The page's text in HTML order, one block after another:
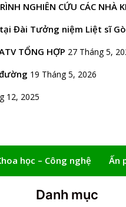
NGHIÊN CỨU CÁC NHÀ
Đài Tưởng niệm Liệt sĩ Gò
TỔNG HỢP 27 Tháng 5,
19 Tháng 5, 2026
12, 2025
học – Công nghệ Ấn
Danh mục